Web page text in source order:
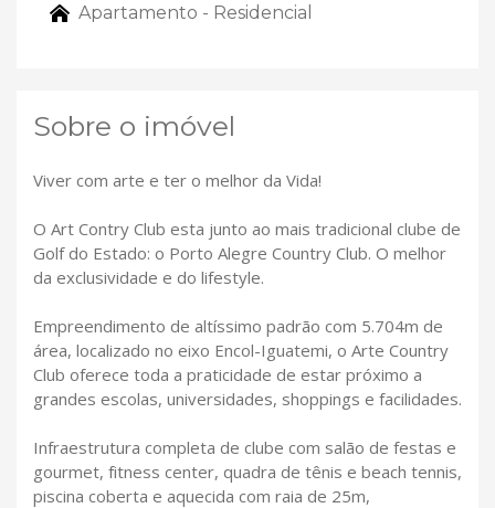
Apartamento - Residencial
Sobre o imóvel
Viver com arte e ter o melhor da Vida!
O Art Contry Club esta junto ao mais tradicional clube de
Golf do Estado: o Porto Alegre Country Club. O melhor
da exclusividade e do lifestyle.
Empreendimento de altíssimo padrão com 5.704m de
área, localizado no eixo Encol-Iguatemi, o Arte Country
Club oferece toda a praticidade de estar próximo a
grandes escolas, universidades, shoppings e facilidades.
Infraestrutura completa de clube com salão de festas e
gourmet, fitness center, quadra de tênis e beach tennis,
piscina coberta e aquecida com raia de 25m,